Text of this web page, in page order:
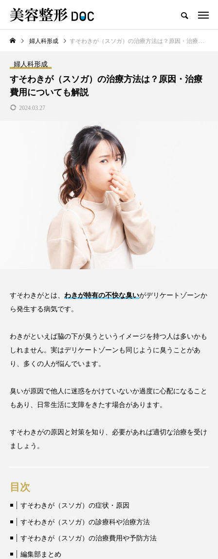
TOP ヒアルロン酸 婦人科形成
新着記事
注目のトピック
婦人科形成 すそわきが（スソガ）の治療方法は？原因・治療費用についても解説
婦人科形成
すそわきが（スソガ）の治療方法は？原因・治療
費用についても解説
2024.03.27
すそわきがとは、 わきが特有の不快な臭いがデリケートゾーンか
ら発生する病気です。
わきがといえば脇の下が臭うというイメージを持つ人は多いかも
しれません。実はデリケートゾーンも同じように臭うことがあ
り、多くの人が悩んでいます。
臭いが原因で他人に迷惑をかけていないか過度に心配になること
もあり、日常生活に支障をきたす場合があります。
すそわきがの原因と対策を知り、必要があれば適切な治療を受け
ましょう。
目次
すそわきが（スソガ）の症状・原因
すそわきが（スソガ）の診療科や治療方法
すそわきが（スソガ）の治療費用や予防方法
編集部まとめ